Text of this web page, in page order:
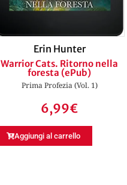
Erin Hunter
Warrior Cats. Ritorno nella
foresta (ePub)
Prima Profezia (Vol. 1)
6,99€
Aggiungi al carrello